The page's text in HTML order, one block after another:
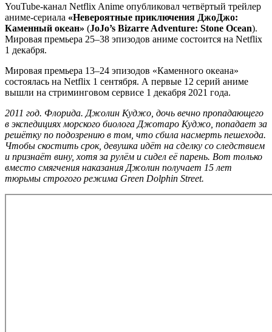
YouTube-канал Netflix Anime опубликовал четвёртый трейлер
аниме-сериала «Невероятные приключения ДжоДжо:
Каменный океан» (JoJo’s Bizarre Adventure: Stone Ocean).
Мировая премьера 25–38 эпизодов аниме состоится на Netflix
1 декабря.
Мировая премьера 13–24 эпизодов «Каменного океана»
состоялась на Netflix 1 сентября. А первые 12 серий аниме
вышли на стриминговом сервисе 1 декабря 2021 года.
2011 год. Флорида. Джолин Куджо, дочь вечно пропадающего
в экспедициях морского биолога Джотаро Куджо, попадает за
решётку по подозрению в том, что сбила насмерть пешехода.
Чтобы скостить срок, девушка идёт на сделку со следствием
и признаёт вину, хотя за рулём и сидел её парень. Вот только
вместо смягчения наказания Джолин получает 15 лет
тюрьмы строгого режима Green Dolphin Street.